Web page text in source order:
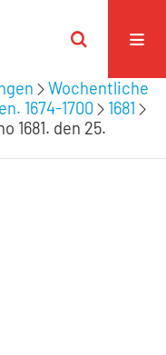
Wochentliche
1674-1700
1681
1681. den 25.